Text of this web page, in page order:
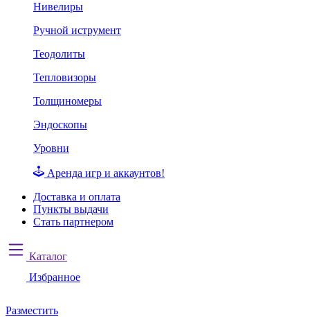
Нивелиры
Ручной иструмент
Теодолиты
Тепловизоры
Толщиномеры
Эндоскопы
Уровни
Аренда игр и аккаунтов!
Доставка и оплата
Пункты выдачи
Стать партнером
Каталог
Избранное
Разместить